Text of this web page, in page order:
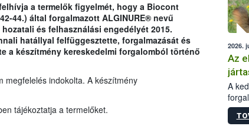
a termelők figyelmét, hogy a Biocont
44.) által forgalmazott ALGINURE® nevű
és felhasználási engedélyét 2015.
hatállyal felfüggesztette, forgalmazását és
a készítmény kereskedelmi forgalomból történő
megfelelés indokolta. A készítmény
tájékoztatja a termelőket.
2026.
Az
A